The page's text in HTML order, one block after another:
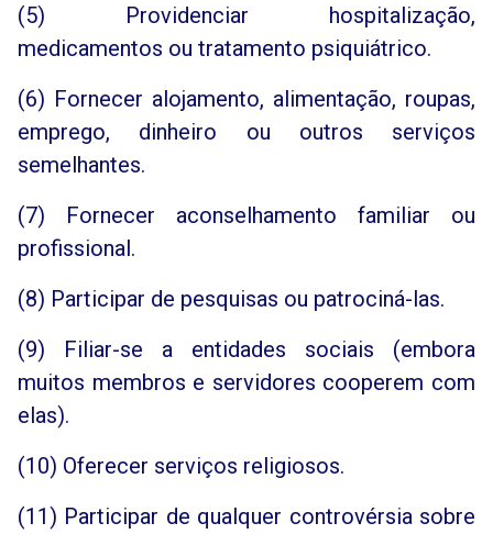
(5) Providenciar hospitalização,
medicamentos ou tratamento psiquiátrico.
(6) Fornecer alojamento, alimentação, roupas,
emprego, dinheiro ou outros serviços
semelhantes.
(7) Fornecer aconselhamento familiar ou
profissional.
(8) Participar de pesquisas ou patrociná-las.
(9) Filiar-se a entidades sociais (embora
muitos membros e servidores cooperem com
elas).
(10) Oferecer serviços religiosos.
(11) Participar de qualquer controvérsia sobre